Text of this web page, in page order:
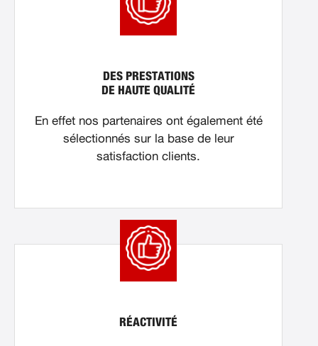
DES PRESTATIONS
DE HAUTE QUALITÉ
En effet nos partenaires ont également été
sélectionnés sur la base de leur
satisfaction clients.
RÉACTIVITÉ